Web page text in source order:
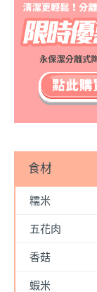
食材
糯米
五花肉
香菇
蝦米